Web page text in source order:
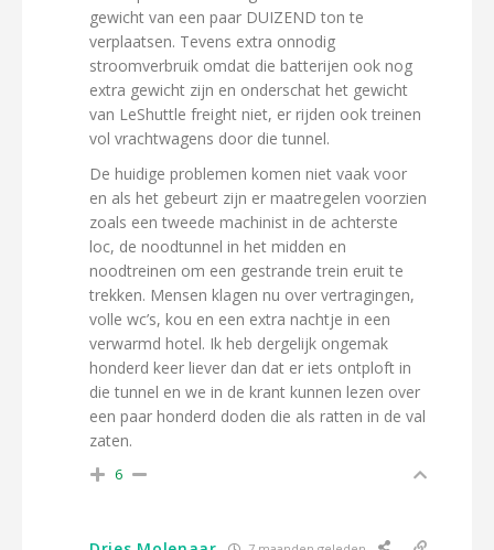
gewicht van een paar DUIZEND ton te
verplaatsen. Tevens extra onnodig
stroomverbruik omdat die batterijen ook nog
extra gewicht zijn en onderschat het gewicht
van LeShuttle freight niet, er rijden ook treinen
vol vrachtwagens door die tunnel.
De huidige problemen komen niet vaak voor
en als het gebeurt zijn er maatregelen voorzien
zoals een tweede machinist in de achterste
loc, de noodtunnel in het midden en
noodtreinen om een gestrande trein eruit te
trekken. Mensen klagen nu over vertragingen,
volle wc’s, kou en een extra nachtje in een
verwarmd hotel. Ik heb dergelijk ongemak
honderd keer liever dan dat er iets ontploft in
die tunnel en we in de krant kunnen lezen over
een paar honderd doden die als ratten in de val
zaten.
6